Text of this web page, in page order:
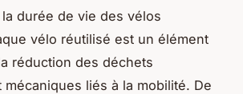
durée de vie des vélos
vélo réutilisé est un élément
réduction des déchets
liés à la mobilité. De